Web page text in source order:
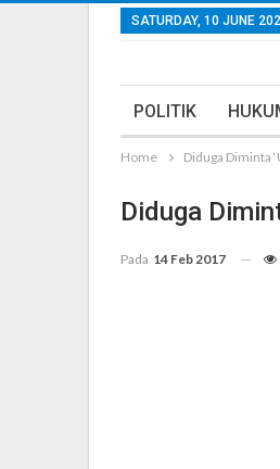
SATURDAY, 10 JUNE
POLITIK
Home Diduga Diminta
Diduga
Pada 14 Feb 2017